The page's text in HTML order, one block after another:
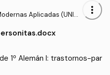
Aplicadas (UNIAL
more_vert
1º Alemán I: trastornos-par